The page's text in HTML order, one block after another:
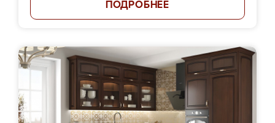
ПОДРОБНЕЕ